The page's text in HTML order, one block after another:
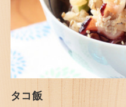
タコ飯